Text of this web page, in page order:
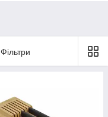
Фільтри